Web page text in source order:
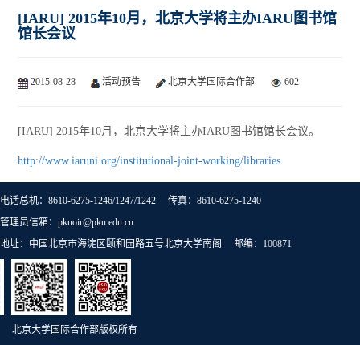
[IARU] 2015年10月，北京大学将主办IARU图书馆
馆长会议
2015-08-28 活动预告 北京大学国际合作部 602
[IARU] 2015年10月，北京大学将主办IARU图书馆馆长会议。
http://www.iaruni.org/institutional-joint-working/libraries
电话总机：8610-6275-1246/1247/1242 传真：8610-6275-1240
管理员信箱：pkuoir@pku.edu.cn
地址：中国北京市海淀区颐和园路五号北京大学南阁 邮编：100871
北京大学国际合作部版权所有